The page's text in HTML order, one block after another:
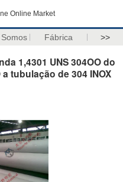
Online Market
Fábrica >>
1,4301 UNS 304OO do
tubulação de 304 INOX